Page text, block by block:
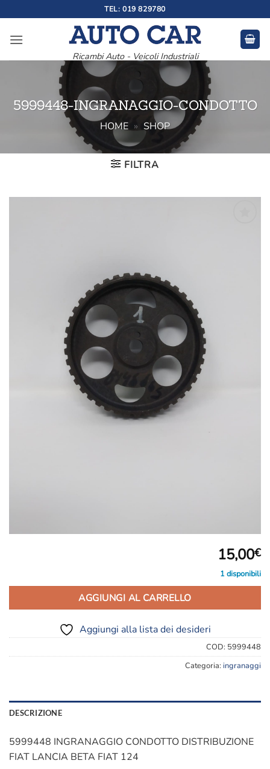
ai
contenuti
TEL: 019 829780
Ricambi Auto - Veicoli Industriali
5999448-INGRANAGGIO-CONDOTTO
HOME » SHOP
FILTRA
15,00€
1 disponibili
AGGIUNGI AL CARRELLO
Aggiungi alla lista dei desideri
COD: 5999448
Categoria: ingranaggi
DESCRIZIONE
5999448 INGRANAGGIO CONDOTTO DISTRIBUZIONE
FIAT LANCIA BETA FIAT 124